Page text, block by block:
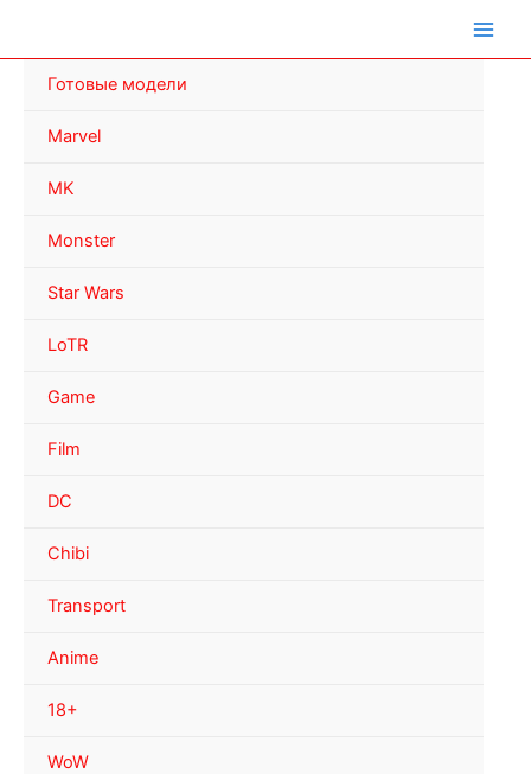
Готовые модели
Marvel
MK
Monster
Star Wars
LoTR
Game
Film
DC
Chibi
Transport
Anime
18+
WoW